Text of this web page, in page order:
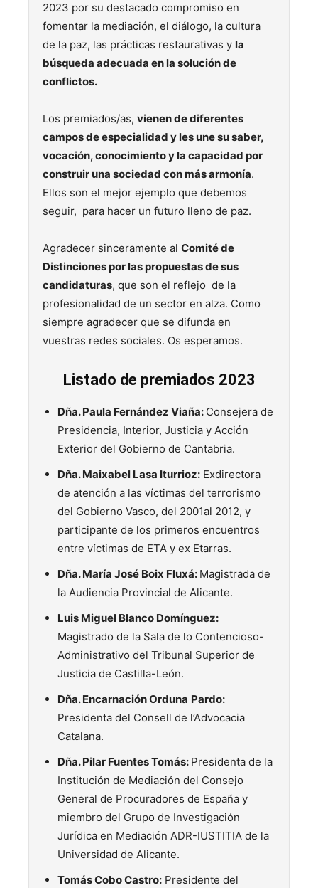
2023 por su destacado compromiso en
fomentar la mediación, el diálogo, la cultura
de la paz, las prácticas restaurativas y la
búsqueda adecuada en la solución de
conflictos.
Los premiados/as, vienen de diferentes
campos de especialidad y les une su saber,
vocación, conocimiento y la capacidad por
construir una sociedad con más armonía.
Ellos son el mejor ejemplo que debemos
seguir, para hacer un futuro lleno de paz.
Agradecer sinceramente al Comité de
Distinciones por las propuestas de sus
candidaturas, que son el reflejo de la
profesionalidad de un sector en alza. Como
siempre agradecer que se difunda en
vuestras redes sociales. Os esperamos.
Listado de premiados 2023
Dña. Paula Fernández Viaña: Consejera de
Presidencia, Interior, Justicia y Acción
Exterior del Gobierno de Cantabria.
Dña. Maixabel Lasa Iturrioz: Exdirectora
de atención a las víctimas del terrorismo
del Gobierno Vasco, del 2001al 2012, y
participante de los primeros encuentros
entre víctimas de ETA y ex Etarras.
Dña. María José Boix Fluxá: Magistrada de
la Audiencia Provincial de Alicante.
Luis Miguel Blanco Domínguez:
Magistrado de la Sala de lo Contencioso-
Administrativo del Tribunal Superior de
Justicia de Castilla-León.
Dña. Encarnación Orduna Pardo:
Presidenta del Consell de l’Advocacia
Catalana.
Dña. Pilar Fuentes Tomás: Presidenta de la
Institución de Mediación del Consejo
General de Procuradores de España y
miembro del Grupo de Investigación
Jurídica en Mediación ADR-IUSTITIA de la
Universidad de Alicante.
Tomás Cobo Castro: Presidente del